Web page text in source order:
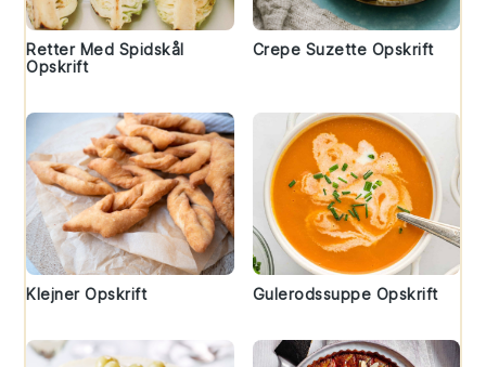
Retter Med Spidskål
Opskrift
Crepe Suzette Opskrift
Klejner Opskrift Gulerodssuppe Opskrift